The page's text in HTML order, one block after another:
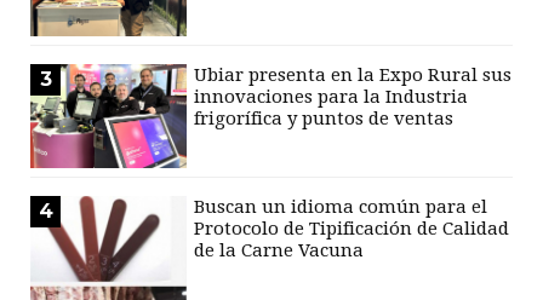
3
Ubiar presenta en la Expo Rural sus
innovaciones para la Industria
frigorífica y puntos de ventas
4
Buscan un idioma común para el
Protocolo de Tipificación de Calidad
de la Carne Vacuna